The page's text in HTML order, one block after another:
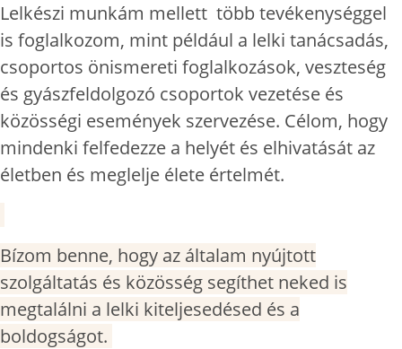
Lelkészi munkám mellett több tevékenységgel
is foglalkozom, mint például a lelki tanácsadás,
csoportos önismereti foglalkozások, veszteség
és gyászfeldolgozó csoportok vezetése és
közösségi események szervezése. Célom, hogy
mindenki felfedezze a helyét és elhivatását az
életben és meglelje élete értelmét.
Bízom benne, hogy az általam nyújtott
szolgáltatás és közösség segíthet neked is
megtalálni a lelki kiteljesedésed és a
boldogságot.